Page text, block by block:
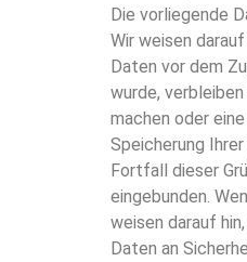
Die vorliegende
Wir weisen
Daten vor dem
wurde,
machen oder
Speicherung
Fortfall dieser
eingebunden.
weisen darauf
Daten an